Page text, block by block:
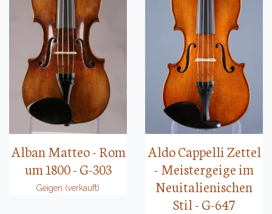
Alban Matteo - Rom
um 1800 - G-303
Geigen (verkauft)
Aldo Cappelli Zettel
- Meistergeige im
Neuitalienischen
Stil - G-647